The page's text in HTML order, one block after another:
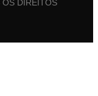
DIREITOS